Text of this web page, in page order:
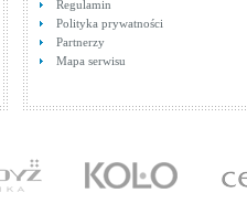
Regulamin
Polityka prywatności
Partnerzy
Mapa serwisu